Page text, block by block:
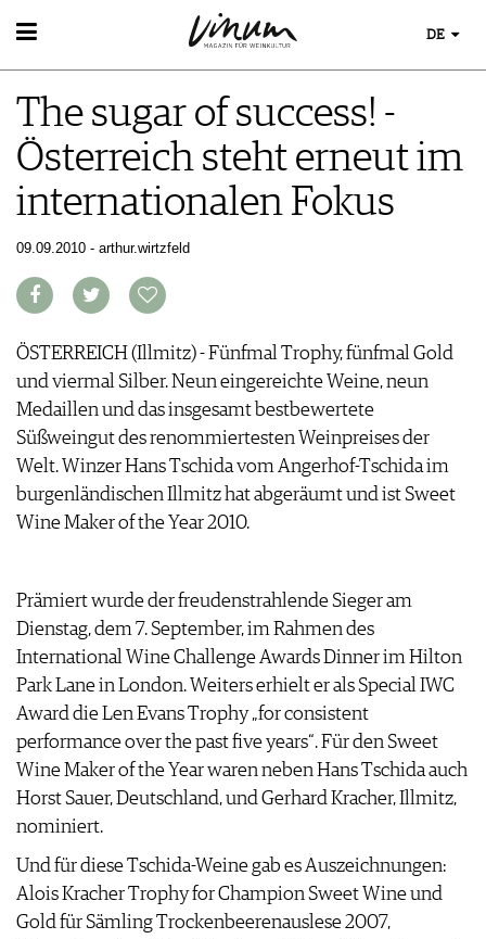
WEIN
WEINSUCHE
GUIDE WEINGÜTER
WINETRADECLUB
WEINE DES MONATS
TRINKREIFETABELLE
CLUB LES DOMAINES
WEINWISSEN
WEINREGIONEN
WEINGESCHICHTE
TIPPS & TRICKS
NEWS
EVENTS
EVENTKALENDER
EVENT-BILDER
ESSEN & TRINKEN
FOOD PAIRING TIPPS
FOOD PAIRING TABELLE
KULINARIK
HOTSPOTS
WEINREISEN
REPORTAGEN
WINEGUIDES
KLARTEXT
EXTRAS
ABO
AUSGABE
ARCHIV
VORTEILSWELT
MEDIATHEK
APPS
NEWS
WEINWIRTSCHAFT
WEINSZENE
PORTRAITS
VINOPHILES
ARCHIV
AWARDS
GEWINNSPIELE
VORTEILSWELT
TRINKREIFETABELLE
ABO
WEINSUCHE
NEWSLETTER
WINE TRADE CLUB
DE
The sugar of success! -
Österreich steht erneut im
internationalen Fokus
09.09.2010 - arthur.wirtzfeld
ÖSTERREICH (Illmitz) - Fünfmal Trophy, fünfmal Gold
und viermal Silber. Neun eingereichte Weine, neun
Medaillen und das insgesamt bestbewertete
Süßweingut des renommiertesten Weinpreises der
Welt. Winzer Hans Tschida vom Angerhof-Tschida im
burgenländischen Illmitz hat abgeräumt und ist Sweet
Wine Maker of the Year 2010.
Prämiert wurde der freudenstrahlende Sieger am
Dienstag, dem 7. September, im Rahmen des
International Wine Challenge Awards Dinner im Hilton
Park Lane in London. Weiters erhielt er als Special IWC
Award die Len Evans Trophy „for consistent
performance over the past five years“. Für den Sweet
Wine Maker of the Year waren neben Hans Tschida auch
Horst Sauer, Deutschland, und Gerhard Kracher, Illmitz,
nominiert.
Und für diese Tschida-Weine gab es Auszeichnungen:
Alois Kracher Trophy for Champion Sweet Wine und
Gold für Sämling Trockenbeerenauslese 2007,